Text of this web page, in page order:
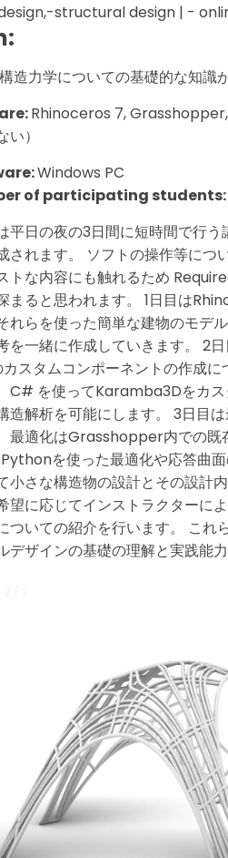
structural design | -
構造力学についての基礎的な知識
Rhinoceros 7,
）
Windows PC
of participating students:
平日の夜の3日間に短時間で行
されます。 ソフトの操作等に
トな内容にも触れるため
まると思われます。 1日目は
れらを使った簡単な建物のモデ
を一緒に作成していきます。 2
スタムコンポーネントの作成
C# を使ってKaramba3Dをカ
造解析を可能にします。 3日目
最適化はGrasshopper内での既
を使った最適化や応答曲
小さな構造物の設計とその設計
望に応じてインストラクターに
ついての紹介を行います。 こ
デザインの基礎の理解と実践能